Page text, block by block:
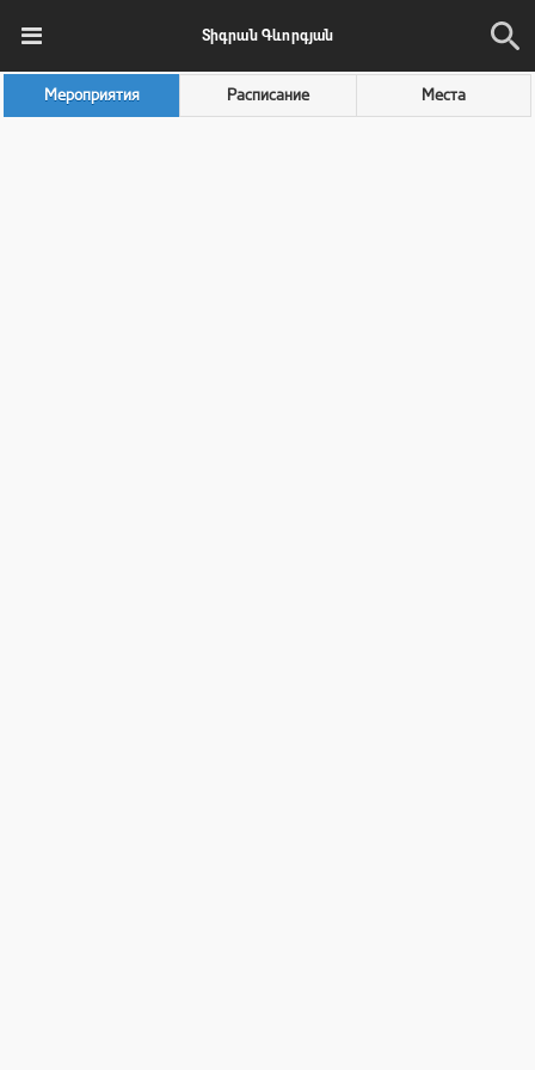
Տիգրան Գևորգյան
Мероприятия Расписание Места